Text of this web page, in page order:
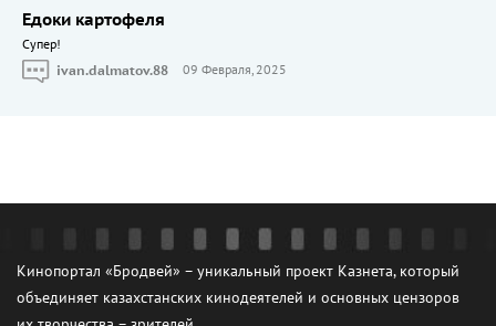
Едоки картофеля
Cупер!
ivan.dalmatov.88
09 Февраля, 2025
Кинопортал «Бродвей» – уникальный проект Казнета, который
объединяет казахстанских кинодеятелей и основных цензоров